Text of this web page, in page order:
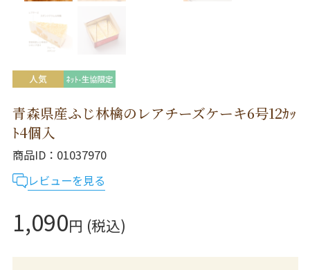
青森県産ふじ林檎のレアチーズケーキ6号12ｶｯ
ﾄ4個入
商品ID
01037970
レビューを見る
1,090円 (税込)